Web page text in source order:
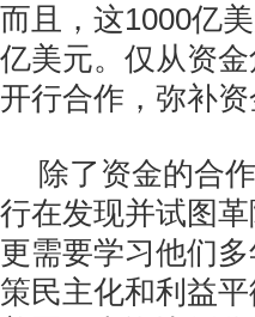
而且，这1000亿
亿美元。仅从资
开行合作，弥补资
除了资金的合
行在发现并试图
更需要学习他们
策民主化和利益